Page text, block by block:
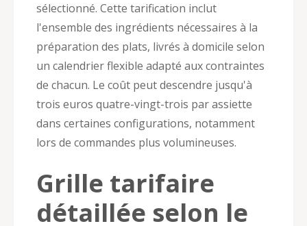
sélectionné. Cette tarification inclut
l'ensemble des ingrédients nécessaires à la
préparation des plats, livrés à domicile selon
un calendrier flexible adapté aux contraintes
de chacun. Le coût peut descendre jusqu'à
trois euros quatre-vingt-trois par assiette
dans certaines configurations, notamment
lors de commandes plus volumineuses.
Grille tarifaire
détaillée selon le